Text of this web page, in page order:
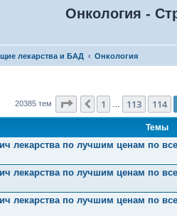
Онкология -
лекарства и БАД Онкология
20385 тем Страница 115из 816
Пред.
1 113 114
Темы
лекарства по лучшим ценам по
лекарства по лучшим ценам по
лекарства по лучшим ценам по